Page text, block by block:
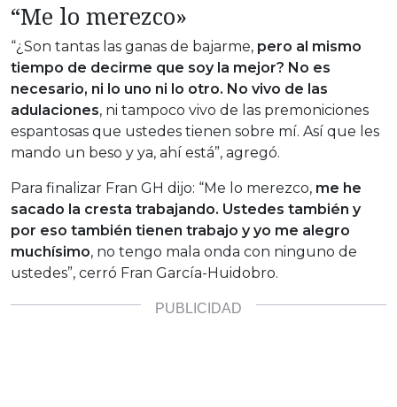
“Me lo merezco»
“¿Son tantas las ganas de bajarme, pero al mismo
tiempo de decirme que soy la mejor? No es
necesario, ni lo uno ni lo otro. No vivo de las
adulaciones, ni tampoco vivo de las premoniciones
espantosas que ustedes tienen sobre mí. Así que les
mando un beso y ya, ahí está”, agregó.
Para finalizar Fran GH dijo: “Me lo merezco, me he
sacado la cresta trabajando. Ustedes también y
por eso también tienen trabajo y yo me alegro
muchísimo, no tengo mala onda con ninguno de
ustedes”, cerró Fran García-Huidobro.